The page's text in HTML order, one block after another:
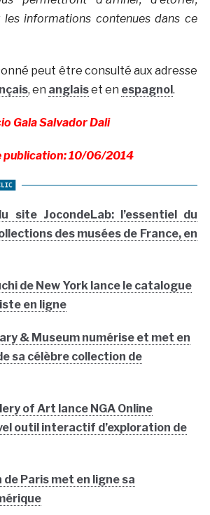
informations contenues dans ce
peut être consulté aux adresse
, en anglaiset en espagnol .
Gala Salvador Dali
publication: 10/06/2014
site JocondeLab: l’essentiel du
des musées de France, en
de New York lance le catalogue
en ligne
& Museum numérise et met en
sa célèbre collection de
of Art lance NGA Online
outil interactif d’exploration de
de Paris met en ligne sa